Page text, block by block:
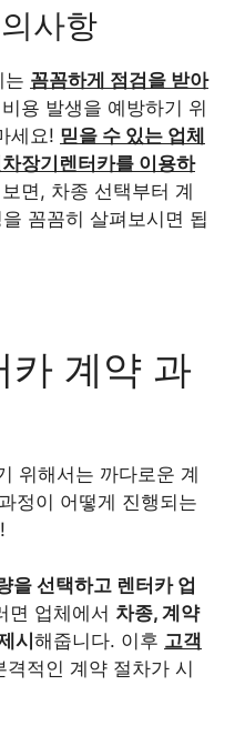
사항
는 꼼꼼하게 점검을 받아
용 발생을 예방하기 위
세요! 믿을 수 있는 업체
장기렌터카를 이용하
면, 차종 선택부터 계
꼼꼼히 살펴보시면 됩
카 계약 과
위해서는 까다로운 계
정이 어떻게 진행되는
을 선택하고 렌터카 업
면 업체에서 차종, 계약
시 해줍니다. 이후 고객
격적인 계약 절차가 시